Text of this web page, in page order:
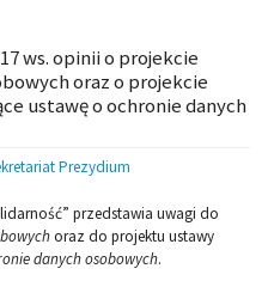
ws. opinii o projekcie
oraz o projekcie
ustawę o ochronie danych
Prezydium
przedstawia uwagi do
oraz do projektu ustawy
danych osobowych.